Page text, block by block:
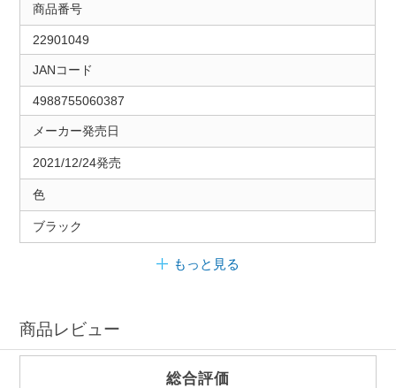
商品番号
22901049
JANコード
4988755060387
メーカー発売日
2021/12/24発売
色
ブラック
もっと見る
商品レビュー
総合評価